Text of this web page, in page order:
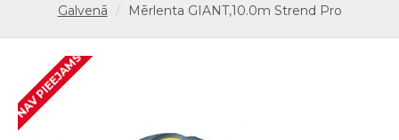
Galvenā Mērlenta GIANT,10.0m Strend Pro
NAV PIEEJAMS